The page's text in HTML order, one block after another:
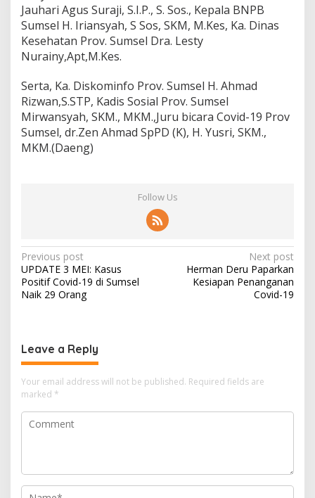
Jauhari Agus Suraji, S.I.P., S. Sos., Kepala BNPB
Sumsel H. Iriansyah, S Sos, SKM, M.Kes, Ka. Dinas
Kesehatan Prov. Sumsel Dra. Lesty
Nurainy,Apt,M.Kes.
Serta, Ka. Diskominfo Prov. Sumsel H. Ahmad
Rizwan,S.STP, Kadis Sosial Prov. Sumsel
Mirwansyah, SKM., MKM.,Juru bicara Covid-19 Prov
Sumsel, dr.Zen Ahmad SpPD (K), H. Yusri, SKM.,
MKM.(Daeng)
Follow Us
Post
navigation
Previous post
UPDATE 3 MEI: Kasus
Positif Covid-19 di Sumsel
Naik 29 Orang
Next post
Herman Deru Paparkan
Kesiapan Penanganan
Covid-19
Leave a Reply
Your email address will not be published. Required fields are
marked *